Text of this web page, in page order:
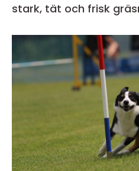
stark, tät och frisk